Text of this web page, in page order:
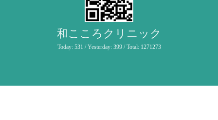
和こころクリニック
Today: 531 / Yesterday: 399/ Total: 1271273